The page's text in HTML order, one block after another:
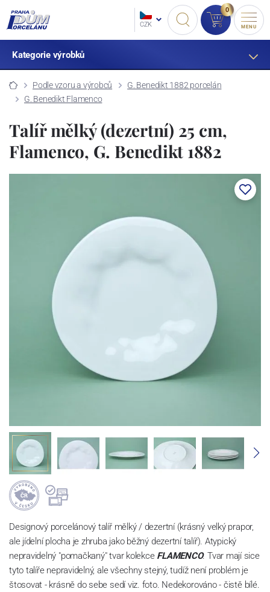
CZK
0
MENU
Kategorie výrobků
Podle vzoru a výrobců
G. Benedikt 1882 porcelán
G. Benedikt Flamenco
Talíř mělký (dezertní) 25 cm,
Flamenco, G. Benedikt 1882
Designový porcelánový talíř mělký / dezertní (krásný velký prapor,
ale jídelní plocha je zhruba jako běžný dezertní talíř). Atypický
nepravidelný "pomačkaný" tvar kolekce FLAMENCO. Tvar mají sice
tyto talíře nepravidelný, ale všechny stejný, tudíž není problém je
štosovat - krásně do sebe sedí viz. foto. Nedekorováno - čistě bílé.